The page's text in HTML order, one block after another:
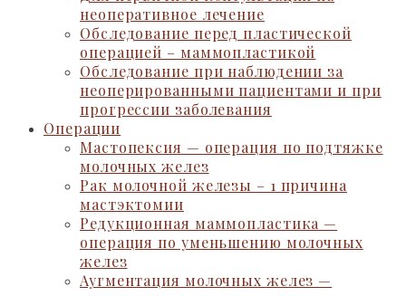
неоперативное лечение
Обследование перед пластической
операцией – маммопластикой
Обследование при наблюдении за
неоперированными пациентами и при
прогрессии заболевания
Операции
Мастопексия — операция по подтяжке
молочных желез
Рак молочной железы – 1 причина
мастэктомии
Редукционная маммопластика —
операция по уменьшению молочных
желез
Аугментация молочных желез —